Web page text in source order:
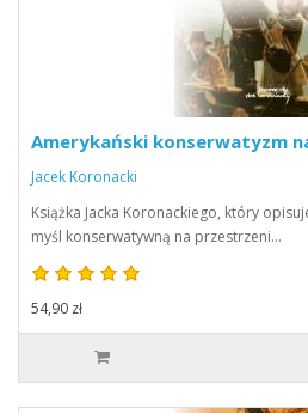
Amerykański konserwatyzm
Jacek Koronacki
Książka Jacka Koronackiego, który
myśl konserwatywną na przestrzeni…
54,90 zł